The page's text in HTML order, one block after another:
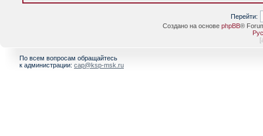
Перейти:
Создано на основе phpBB®
[
По всем вопросам обращайтесь
к администрации: cap@ksp-msk.ru